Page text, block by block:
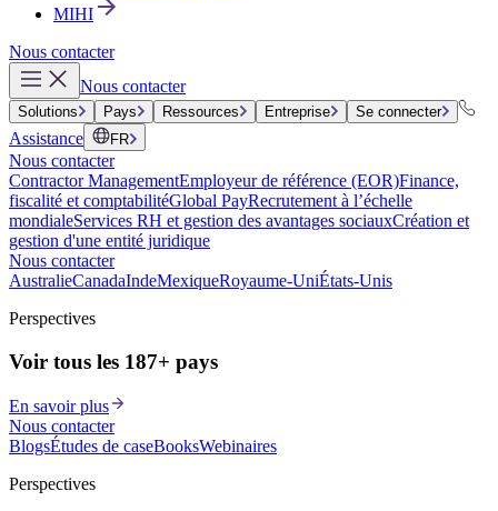
MIHI
Nous contacter
Nous contacter
Solutions Pays Ressources Entreprise Se connecter
Assistance FR
Nous contacter
Contractor ManagementEmployeur de référence (EOR)Finance,
fiscalité et comptabilitéGlobal PayRecrutement à l’échelle
mondialeServices RH et gestion des avantages sociauxCréation et
gestion d'une entité juridique
Nous contacter
AustralieCanadaIndeMexiqueRoyaume-UniÉtats-Unis
Perspectives
Voir tous les 187+ pays
En savoir plus
Nous contacter
BlogsÉtudes de caseBooksWebinaires
Perspectives